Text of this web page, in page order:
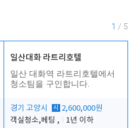
1 / 5
일산대화 라트리호텔
일산 대화역 라트리호텔에서
청소팀을 구인합니다.
경기 고양시 시
2,600,000원
객실청소,베팅 ,
1년 이하